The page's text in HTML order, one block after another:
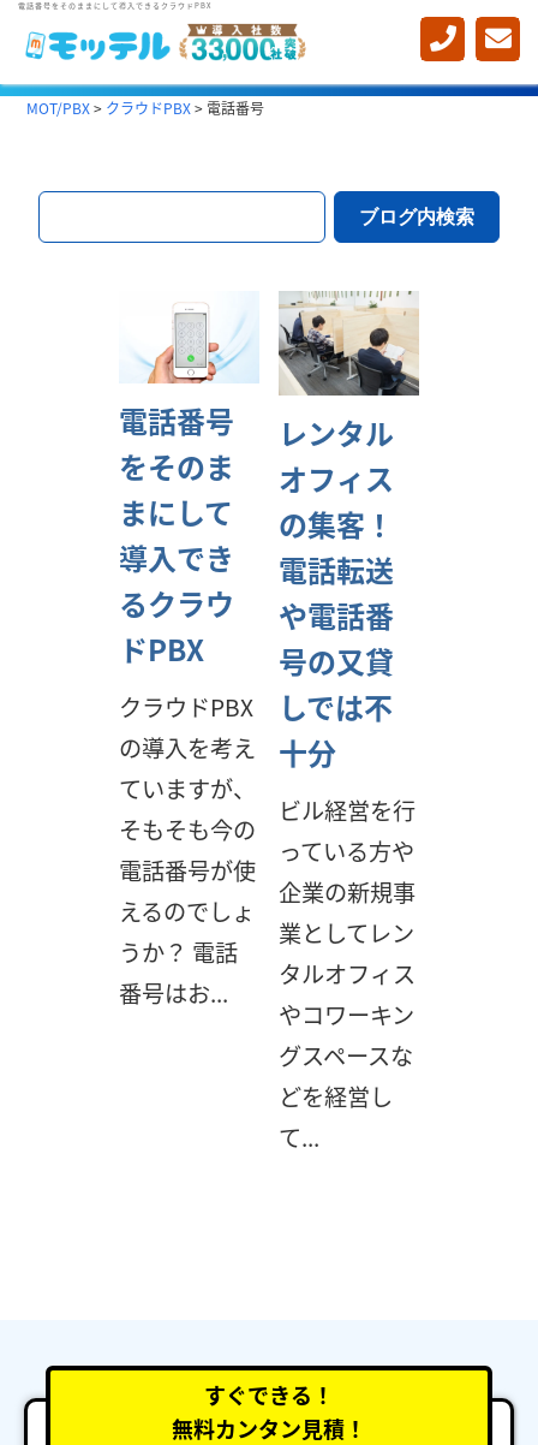
電話番号をそのままにして導入できるクラウドPBX
MOT/PBX> クラウドPBX> 電話番号
電話番号
をそのま
まにして
導入でき
るクラウ
ドPBX
クラウドPBX
の導入を考え
ていますが、
そもそも今の
電話番号が使
えるのでしょ
うか？ 電話
番号はお...
レンタル
オフィス
の集客！
電話転送
や電話番
号の又貸
しでは不
十分
ビル経営を行
っている方や
企業の新規事
業としてレン
タルオフィス
やコワーキン
グスペースな
どを経営し
て...
すぐできる！
無料カンタン見積！